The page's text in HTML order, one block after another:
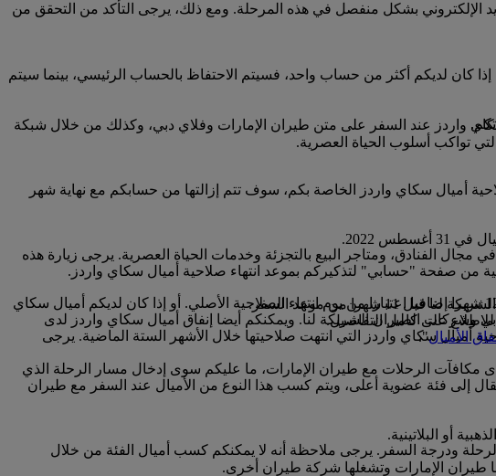
الإلكتروني بشكل منفصل في هذه المرحلة. ومع ذلك، يرجى التأكد من التحقق من
لديكم أكثر من حساب واحد، فسيتم الاحتفاظ بالحساب الرئيسي، بينما سيتم
واردز عند السفر على متن طيران الإمارات وفلاي دبي، وكذلك من خلال شبكة
تواكب أسلوب الحياة العصرية.
سوف تنتهي فيها صلاحية أميال سكاي واردز الخاصة بكم، سوف تتم إزالتها من حسابكم مع نهاية شهر
إذا كان لديكم أي أميال سكاي واردز ستنتهي صلاحيتها خلال الأشهر الثلاثة القادمة، يمكنكم الدفع لتمديد صلاحيتها لمدة 12 شهرا إضافيا اعتبارا من يوم انتهاء الصلاحية الأصلي. أو إذا كان لديكم أميال سكاي
على كامل التفاصيل.
الفنادق، ومتاجر البيع بالتجزئة وخدمات الحياة العصرية. يرجى زيارة هذه
من موعد السفر.
أميال سكاي واردز التي انتهت صلاحيتها خلال الأشهر الستة الماضية. يرجى
وشركات الطيران الشريكة لنا. ويمكنكم أيضا إنفاق أميال سكاي واردز لدى
الأميال".
مكافآت الرحلات مع طيران الإمارات، ما عليكم سوى إدخال مسار الرحلة الذي
إلى فئة عضوية أعلى، ويتم كسب هذا النوع من الأميال عند السفر مع طيران
أو البلاتينية.
ودرجة السفر. يرجى ملاحظة أنه لا يمكنكم كسب أميال الفئة من خلال
طيران الإمارات وتشغلها شركة طيران أخرى.